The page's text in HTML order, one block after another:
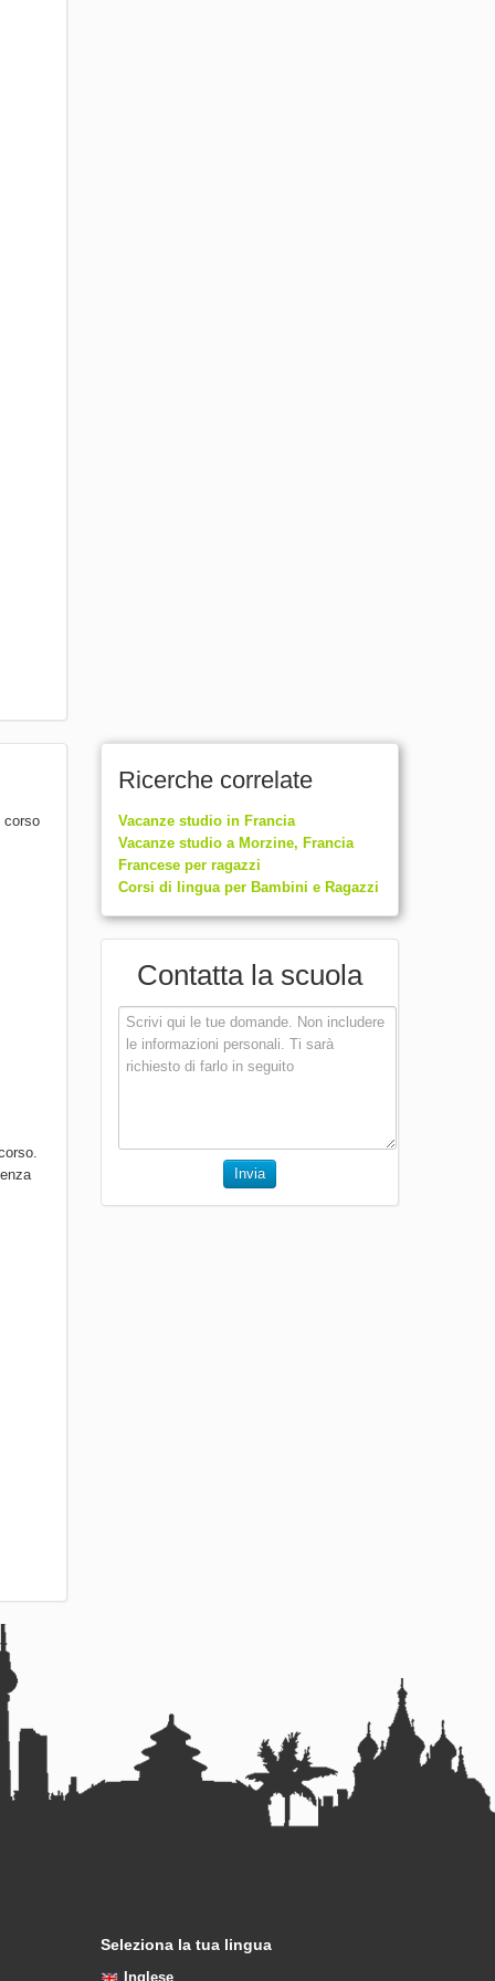
corso
Ricerche correlate
Vacanze studio in Francia
Vacanze studio a Morzine, Francia
Francese per ragazzi
Corsi di lingua per Bambini e Ragazzi
Contatta la scuola
Invia
Seleziona la tua lingua
Inglese